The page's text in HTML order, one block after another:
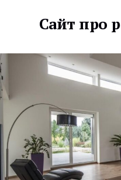
Сайт про